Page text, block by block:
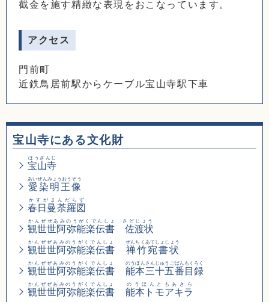
截金を施す精緻な表現をおこなっています。
アクセス
門前町
近鉄鳥居前駅からケーブル宝山寺駅下車
宝山寺にある文化財
宝山寺
ほうざんじ
愛染明王像
あいぜんみょうおうぞう
春日曼荼羅図
かすがまんだらず
観世世阿弥能楽伝書 佐渡状
かんぜぜあみのうがくでんしょ さどじょう
観世世阿弥能楽伝書
かんぜぜあみのうがくでんしょ
禅竹宛書状
ぜんちくあてしょじょう
観世世阿弥能楽伝書
かんぜぜあみのうがくでんしょ
能本三十五番目録
のうほんさんじゅうごばんもくろく
観世世阿弥能楽伝書
かんぜぜあみのうがくでんしょ
能本トモアキラ
のうほんともあきら